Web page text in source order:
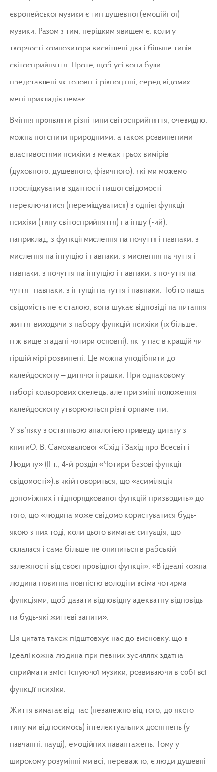
європейської музики є тип душевної (емоційної)
музики. Разом з тим, нерідким явищем є, коли у
творчості композитора висвітлені два і більше типів
світосприйняття. Проте, щоб усі вони були
представлені як головні і рівноцінні, серед відомих
мені прикладів немає.
Вміння проявляти різні типи світосприйняття, очевидно,
можна пояснити природними, а також розвиненими
властивостями психіки в межах трьох вимірів
(духовного, душевного, фізичного), які ми можемо
прослідкувати в здатності нашої свідомості
переключатися (переміщуватися) з однієї функції
психіки (типу світосприйняття) на іншу (-ий),
наприклад, з функції мислення на почуття і навпаки, з
мислення на інтуїцію і навпаки, з мислення на чуття і
навпаки, з почуття на інтуїцію і навпаки, з почуття на
чуття і навпаки, з інтуїції на чуття і навпаки. Тобто наша
свідомість не є сталою, вона шукає відповіді на питання
життя, виходячи з набору функцій психіки (їх більше,
ніж вище згадані чотири основні), які у нас в кращій чи
гіршій мірі розвинені. Це можна уподібнити до
калейдоскопу – дитячої іграшки. При однаковому
наборі кольорових скелець, але при зміні положення
калейдоскопу утворюються різні орнаменти.
У зв’язку з останньою аналогією приведу цитату з
книгиО. В. Самохвалової «Схід і Захід про Всесвіт і
Людину» (ІІ т., 4-й розділ «Чотири базові функції
свідомості»),в якій говориться, що «асиміляція
допоміжних і підпорядкованої функцій призводить» до
того, що «людина може свідомо користуватися будь-
якою з них тоді, коли цього вимагає ситуація, що
склалася і сама більше не опиниться в рабській
залежності від своєї провідної функції». «В ідеалі кожна
людина повинна повністю володіти всіма чотирма
функціями, щоб давати відповідну адекватну відповідь
на будь-які життєві запити».
Ця цитата також підштовхує нас до висновку, що в
ідеалі кожна людина при певних зусиллях здатна
сприймати зміст існуючої музики, розвиваючи в собі всі
функції психіки.
Життя вимагає від нас (незалежно від того, до якого
типу ми відносимось) інтелектуальних досягнень (у
навчанні, науці), емоційних навантажень. Тому у
широкому розумінні ми всі, переважно, є люди душевні